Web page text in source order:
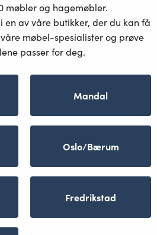
møbler og hagemøbler.
en av våre butikker, der du kan få
møbel-spesialister og prøve
passer for deg.
Mandal
Oslo/Bærum
Fredrikstad